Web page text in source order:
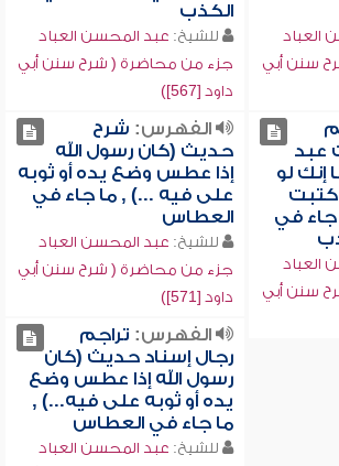
العباد
سنن أبي
الكذب
للشيخ: عبد المحسن العباد
جزء من محاضرة ( شرح سنن أبي
داود [567])
عبد
إنك لو
كتبت
في
العباد
سنن أبي
الفهرس: شرح
حديث (كان رسول الله
إذا عطس وضع يده أو ثوبه
على فيه ...) , ما جاء في
العطاس
للشيخ: عبد المحسن العباد
جزء من محاضرة ( شرح سنن أبي
داود [571])
الفهرس: تراجم
رجال إسناد حديث (كان
رسول الله إذا عطس وضع
يده أو ثوبه على فيه...) ,
ما جاء في العطاس
للشيخ: عبد المحسن العباد